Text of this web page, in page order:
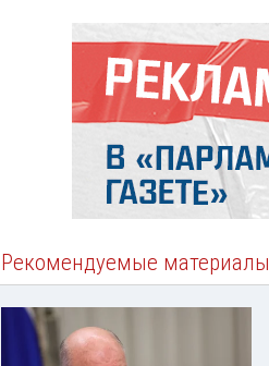
Рекомендуемые материалы